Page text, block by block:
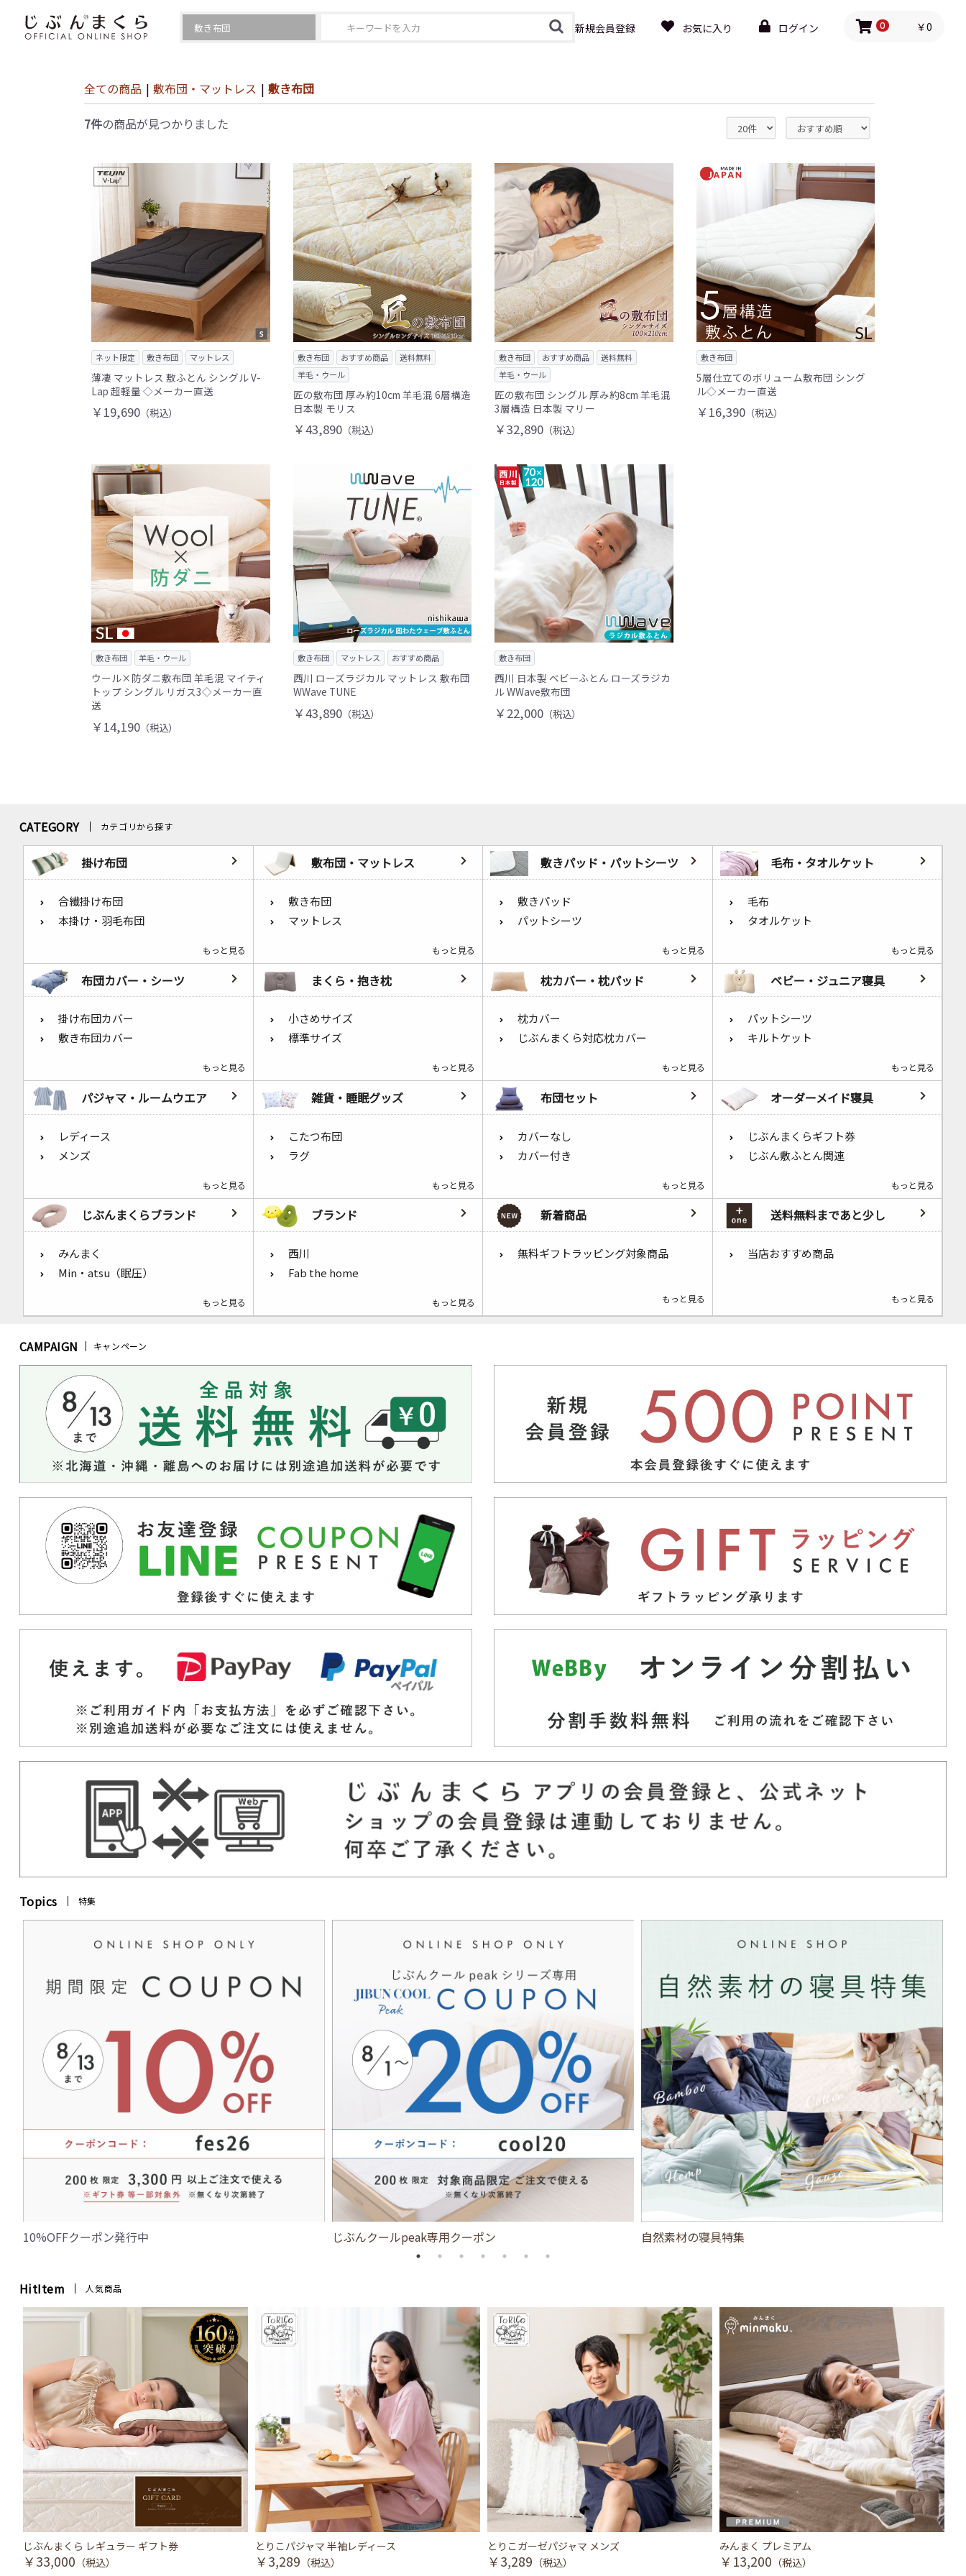
新規会員登録 お気に入り ログイン 0 ￥0
全ての商品 | 敷布団・マットレス | 敷き布団
7件の商品が見つかりました
ネット限定 敷き布団 マットレス
薄凄 マットレス 敷ふとん シングル V-
Lap 超軽量 ◇メーカー直送
￥19,690 （税込）
敷き布団 おすすめ商品
送料無料
羊毛・ウール
匠の敷布団 厚み約10cm 羊毛混 6層構造
日本製 モリス
￥43,890（税込）
敷き布団 おすすめ商品
送料無料
羊毛・ウール
匠の敷布団 シングル 厚み約8cm 羊毛混
3層構造 日本製 マリー
￥32,890 （税込）
敷き布団
5層仕立てのボリューム敷布団 シング
ル◇メーカー直送
￥16,390（税込）
敷き布団 羊毛・ウール
ウール×防ダニ敷布団 羊毛混 マイティ
トップ シングル リガス3◇メーカー直
送
￥14,190 （税込）
敷き布団 マットレス おすすめ商品
西川 ローズラジカル マットレス 敷布団
WWave TUNE
￥43,890（税込）
敷き布団
西川 日本製 ベビーふとん ローズラジカ
ル WWave敷布団
￥22,000 （税込）
CATEGORY カテゴリから探す
掛け布団
合繊掛け布団
本掛け・羽毛布団
もっと見る
敷布団・マットレス
敷き布団
マットレス
もっと見る
敷きパッド・パットシーツ
敷きパッド
パットシーツ
もっと見る
毛布・タオルケット
毛布
タオルケット
もっと見る
布団カバー・シーツ
掛け布団カバー
敷き布団カバー
もっと見る
まくら・抱き枕
小さめサイズ
標準サイズ
もっと見る
枕カバー・枕パッド
枕カバー
じぶんまくら対応枕カバー
もっと見る
ベビー・ジュニア寝具
パットシーツ
キルトケット
もっと見る
パジャマ・ルームウエア
レディース
メンズ
もっと見る
雑貨・睡眠グッズ
こたつ布団
ラグ
もっと見る
布団セット
カバーなし
カバー付き
もっと見る
オーダーメイド寝具
じぶんまくらギフト券
じぶん敷ふとん関連
もっと見る
じぶんまくらブランド
みんまく
Min・atsu（眠圧）
もっと見る
ブランド
西川
Fab the home
もっと見る
新着商品
無料ギフトラッピング対象商品
もっと見る
送料無料まであと少し
当店おすすめ商品
もっと見る
CAMPAIGN キャンペーン
Topics 特集
10%OFFクーポン発行中 じぶんクールpeak専用クーポン 自然素材の寝具特集
HitItem 人気商品
じぶんまくら レギュラー ギフト券
￥33,000 （税込）
とりこパジャマ 半袖レディース
￥3,289 （税込）
とりこガーゼパジャマ メンズ
￥3,289 （税込）
みんまく プレミアム
￥13,200 （税込）